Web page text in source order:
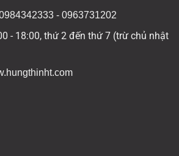
- 0963731202
- 18:00, thứ 2 đến thứ 7 (trừ chủ nhật